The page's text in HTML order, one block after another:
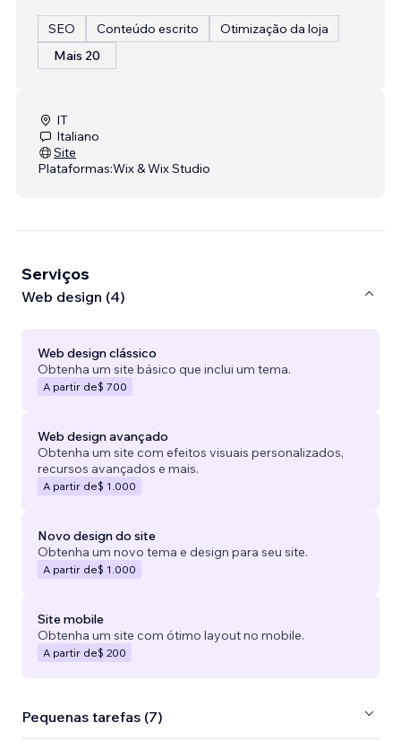
SEO Conteúdo escrito
Otimização da loja
Mais 20
IT
Italiano
Site
Plataformas:Wix & Wix Studio
Serviços
Web design (4)
Web design clássico
Obtenha um site básico que inclui um tema.
A partir de$ 700
Web design avançado
Obtenha um site com efeitos visuais personalizados,
recursos avançados e mais.
A partir de$ 1.000
Novo design do site
Obtenha um novo tema e design para seu site.
A partir de$ 1.000
Site mobile
Obtenha um site com ótimo layout no mobile.
A partir de$ 200
Pequenas tarefas (7)